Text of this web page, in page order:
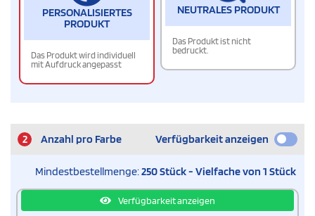
PERSONALISIERTES
PRODUKT
Das Produkt wird individuell
mit Aufdruck angepasst
NEUTRALES PRODUKT
Das Produkt ist nicht
bedruckt.
2 Anzahl pro Farbe Verfügbarkeit anzeigen
Mindestbestellmenge:250 Stück - Vielfache von 1 Stück
Verfügbarkeit anzeigen